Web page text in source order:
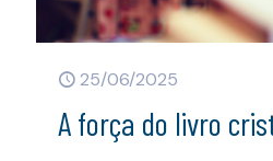
25/06/2025
A força do livro